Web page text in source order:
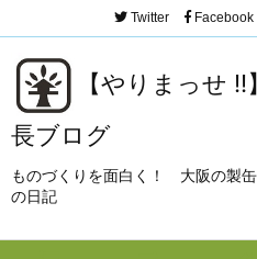
【やりまっせ
長ブログ
ものづくりを面白く！ 大阪の製
の日記
Twitter Facebook